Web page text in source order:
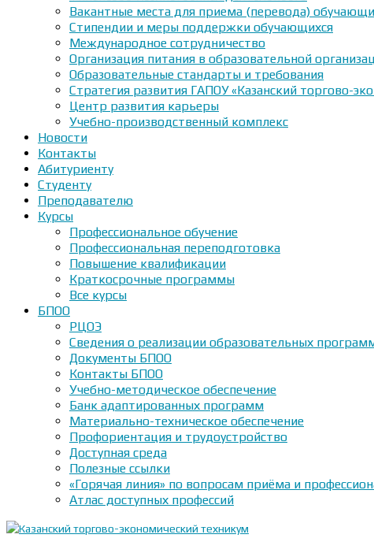
Вакантные места для приема (перевода)
Стипендии и меры поддержки обучающихся
Международное сотрудничество
Организация питания в образовательной
Образовательные стандарты и требования
Стратегия развития ГАПОУ «Казанский торгово-
Центр развития карьеры
Учебно-производственный комплекс
Новости
Контакты
Абитуриенту
Студенту
Преподавателю
Курсы
Профессиональное обучение
Профессиональная переподготовка
Повышение квалификации
Краткосрочные программы
Все курсы
БПОО
РЦОЭ
Сведения о реализации образовательных
Документы БПОО
Контакты БПОО
Учебно-методическое обеспечение
Банк адаптированных программ
Материально-техническое обеспечение
Профориентация и трудоустройство
Доступная среда
Полезные ссылки
«Горячая линия» по вопросам приёма и
Атлас доступных профессий